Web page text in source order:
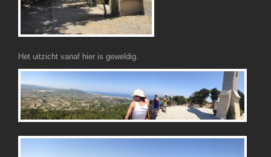
Het uitzicht vanaf hier is geweldig.